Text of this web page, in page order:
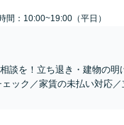
間：10:00~19:00（平日）
談を！立ち退き・建物の明
ック／家賃の未払い対応